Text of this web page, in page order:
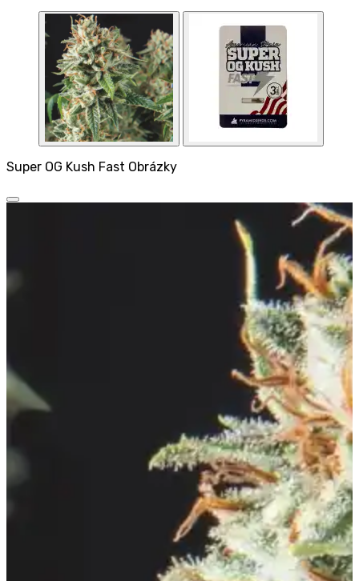
Super OG Kush Fast Obrázky